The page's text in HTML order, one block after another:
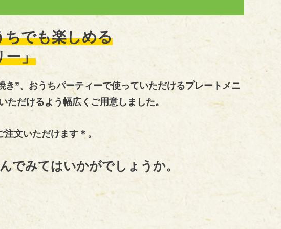
ちでも楽しめる
ー」
”、おうちパーティーで使っていただけるプレートメニ
だけるよう幅広くご用意しました。
注文いただけます＊。
でみてはいかがでしょうか。